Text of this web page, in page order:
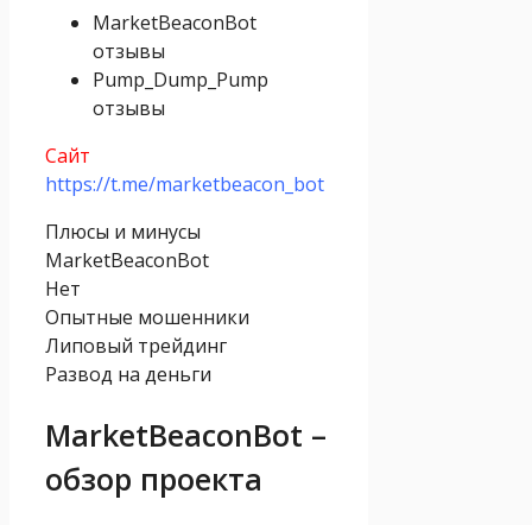
MarketBeaconBot
отзывы
Pump_Dump_Pump
отзывы
Сайт
https://t.me/marketbeacon_bot
Плюсы и минусы
MarketBeaconBot
Нет
Опытные мошенники
Липовый трейдинг
Развод на деньги
MarketBeaconBot –
обзор проекта